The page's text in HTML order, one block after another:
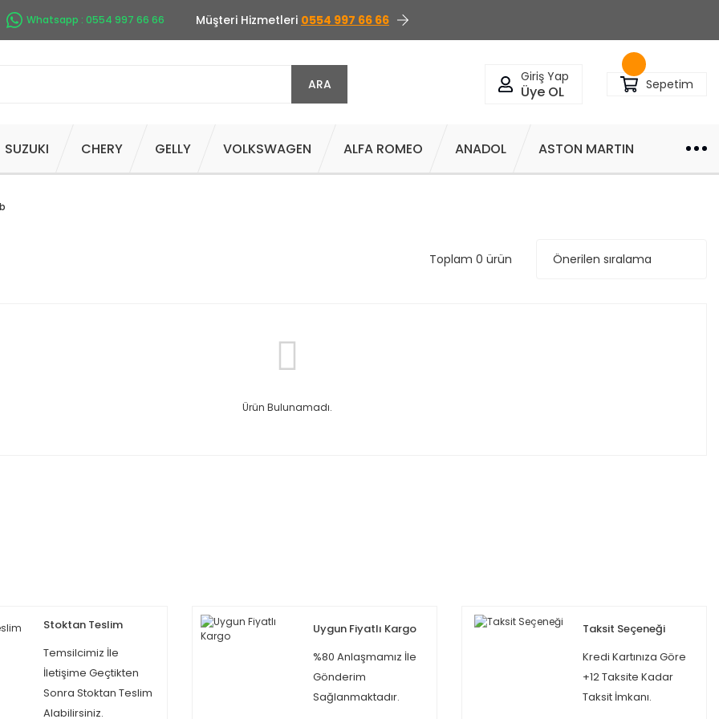
Whatsapp : 0554 997 66 66 Müşteri Hizmetleri 0554 997 66 66
ARA Giriş Yap
Üye OL Sepetim
SUZUKI CHERY GELLY VOLKSWAGEN ALFA ROMEO ANADOL ASTON MARTIN
Toplam 0 ürün
Ürün Bulunamadı.
Stoktan Teslim
Temsilcimiz İle
İletişime Geçtikten
Sonra Stoktan Teslim
Alabilirsiniz.
Uygun Fiyatlı Kargo
%80 Anlaşmamız İle
Gönderim
Sağlanmaktadır.
Taksit Seçeneği
Kredi Kartınıza Göre
+12 Taksite Kadar
Taksit İmkanı.